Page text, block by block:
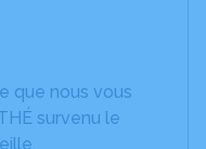
que nous vous
survenu le